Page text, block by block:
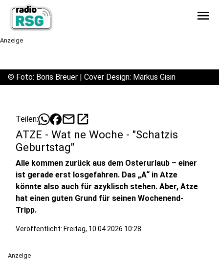
menu
Anzeige
© Foto: Boris Breuer | Cover Design: Markus Gisin
Teilen: mailopen_in_new
ATZE - Wat ne Woche - "Schatzis
Geburtstag"
Alle kommen zurück aus dem Osterurlaub – einer
ist gerade erst losgefahren. Das „A“ in Atze
könnte also auch für azyklisch stehen. Aber, Atze
hat einen guten Grund für seinen Wochenend-
Tripp.
Veröffentlicht: Freitag, 10.04.2026 10:28
Anzeige